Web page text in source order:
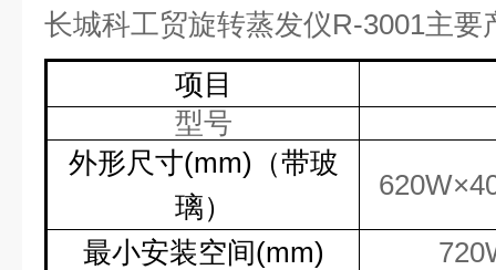
长城科工贸旋转蒸发仪R-3001主要
项目
型号
外形尺寸(mm) （带玻
璃）
620W×
最小安装空间(mm)